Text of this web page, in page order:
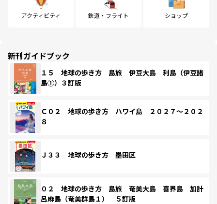
アクティビティ 鉄道・フライト ショップ
新刊ガイドブック
１５ 地球の歩き方 島旅 伊豆大島 利島（伊豆諸
島①）３訂版
Ｃ０２ 地球の歩き方 ハワイ島 ２０２７～２０２
８
Ｊ３３ 地球の歩き方 墨田区
０２ 地球の歩き方 島旅 奄美大島 喜界島 加計
呂麻島（奄美群島１） ５訂版